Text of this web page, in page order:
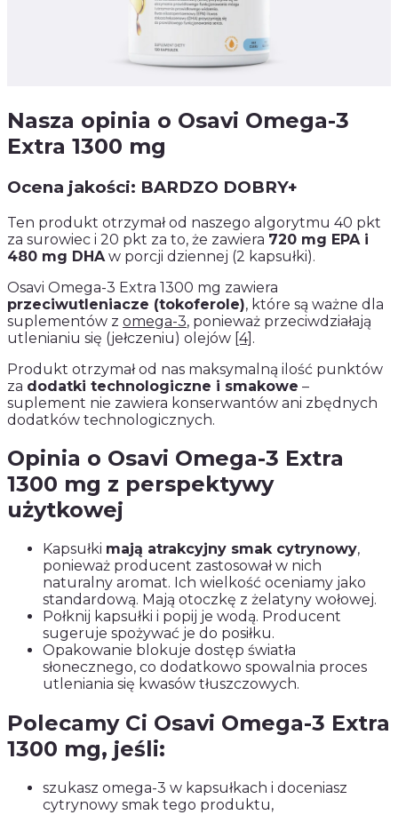
Nasza opinia o Osavi Omega-3
Extra 1300 mg
Ocena jakości: BARDZO DOBRY+
Ten produkt otrzymał od naszego algorytmu 40 pkt
za surowiec i 20 pkt za to, że zawiera 720 mg EPA i
480 mg DHA w porcji dziennej (2 kapsułki).
Osavi Omega-3 Extra 1300 mg zawiera
przeciwutleniacze (tokoferole), które są ważne dla
suplementów z omega-3, ponieważ przeciwdziałają
utlenianiu się (jełczeniu) olejów [4] .
Produkt otrzymał od nas maksymalną ilość punktów
za dodatki technologiczne i smakowe –
suplement nie zawiera konserwantów ani zbędnych
dodatków technologicznych.
Opinia o Osavi Omega-3 Extra
1300 mg z perspektywy
użytkowej
Kapsułki mają atrakcyjny smak cytrynowy,
ponieważ producent zastosował w nich
naturalny aromat. Ich wielkość oceniamy jako
standardową. Mają otoczkę z żelatyny wołowej.
Połknij kapsułki i popij je wodą. Producent
sugeruje spożywać je do posiłku.
Opakowanie blokuje dostęp światła
słonecznego, co dodatkowo spowalnia proces
utleniania się kwasów tłuszczowych.
Polecamy Ci Osavi Omega-3 Extra
1300 mg, jeśli:
szukasz omega-3 w kapsułkach i doceniasz
cytrynowy smak tego produktu,